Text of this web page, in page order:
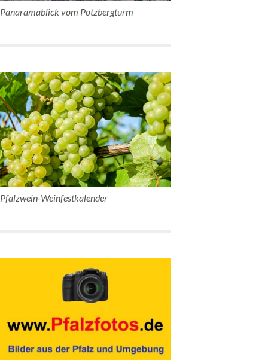
Panaramablick vom Potzbergturm
Pfalzwein-Weinfestkalender